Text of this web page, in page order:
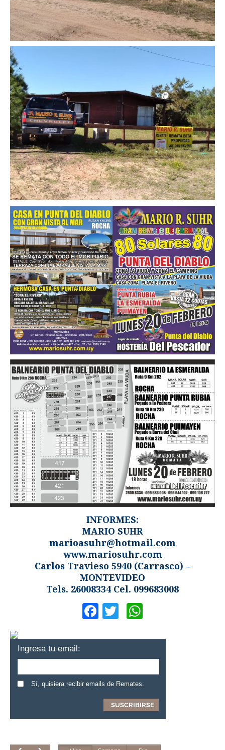
INFORMES:
MARIO SUHR
marioasuhr@hotmail.com
www.mariosuhr.com
Carlos Travieso 5940 (Carrasco) –
MONTEVIDEO
Tels. 26008334 Cel. 099683008
Facebook
Twitter
Ingresa tu email:
Sí, quisiera recibir emails de Remates.